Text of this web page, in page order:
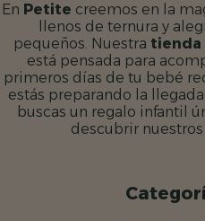
En Petite creemos en la
llenos de ternura y
pequeños. Nuestra tienda
está pensada para
primeros días de tu bebé
estás preparando la
buscas un regalo infantil
descubrir